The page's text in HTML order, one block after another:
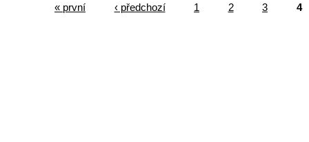
« první ‹ předchozí 1 2 3 4